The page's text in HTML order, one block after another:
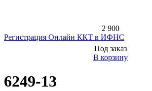
2 900
Регистрация Онлайн ККТ в ИФНС
Под заказ
В корзину
6249-13